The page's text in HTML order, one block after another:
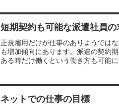
短期契約も可能な派遣社員の
正規雇用だけが仕事のありようでは
も増加傾向にあります。派遣の契約
ある時だけ働くという働き方も可能
ネットでの仕事の目標